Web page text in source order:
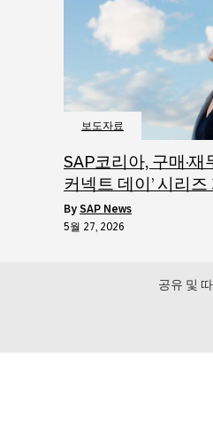
보도자료
SAP코리아, 구매·재
커넥트 데이’ 시리즈
by SAP News
5월 27, 2026
공유 및